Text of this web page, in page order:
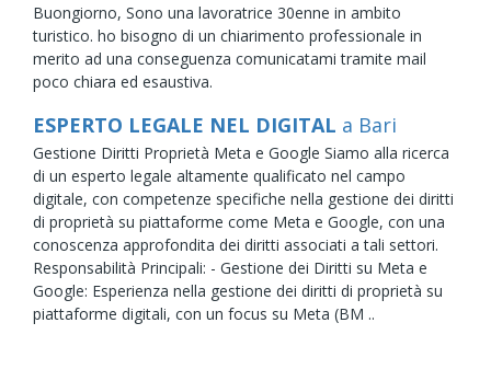
Buongiorno, Sono una lavoratrice 30enne in ambito
turistico. ho bisogno di un chiarimento professionale in
merito ad una conseguenza comunicatami tramite mail
poco chiara ed esaustiva.
ESPERTO LEGALE NEL DIGITAL a Bari
Gestione Diritti Proprietà Meta e Google Siamo alla ricerca
di un esperto legale altamente qualificato nel campo
digitale, con competenze specifiche nella gestione dei diritti
di proprietà su piattaforme come Meta e Google, con una
conoscenza approfondita dei diritti associati a tali settori.
Responsabilità Principali: - Gestione dei Diritti su Meta e
Google: Esperienza nella gestione dei diritti di proprietà su
piattaforme digitali, con un focus su Meta (BM ..